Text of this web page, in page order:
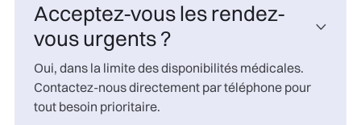
Acceptez-vous les rendez-
vous urgents ?

Oui, dans la limite des disponibilités médicales.
Contactez-nous directement par téléphone pour
tout besoin prioritaire.